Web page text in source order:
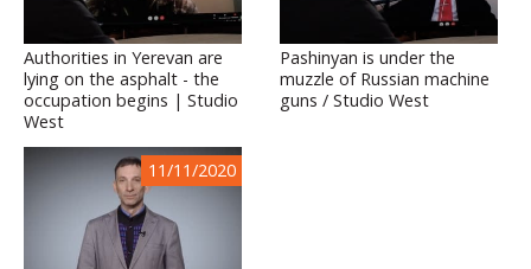
Authorities in Yerevan are
lying on the asphalt - the
occupation begins | Studio
West
Pashinyan is under the
muzzle of Russian machine
guns / Studio West
11/11/2020